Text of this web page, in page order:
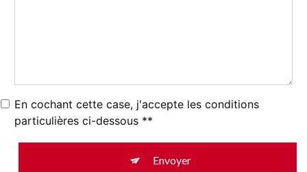
En cochant cette case, j'accepte les conditions
particulières ci-dessous **
Envoyer